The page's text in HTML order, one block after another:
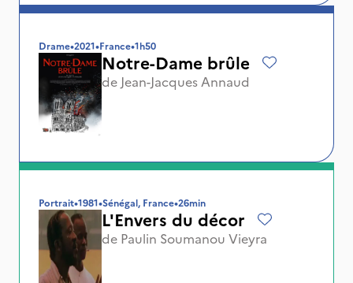
Drame•2021•France•1h50
Notre-Dame brûle
de Jean-Jacques Annaud
Portrait•1981•Sénégal, France•26min
L'Envers du décor
de Paulin Soumanou Vieyra